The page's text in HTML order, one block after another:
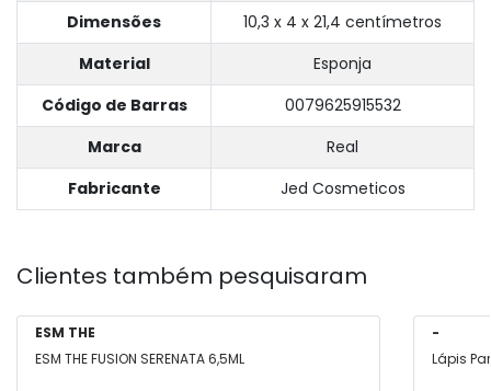
Dimensões
10,3 x 4 x 21,4 centímetros
Material
Esponja
Código de Barras
0079625915532
Marca
Real
Fabricante
Jed Cosmeticos
Clientes também pesquisaram
ESM THE
ESM THE FUSION SERENATA 6,5ML
-
Lápis